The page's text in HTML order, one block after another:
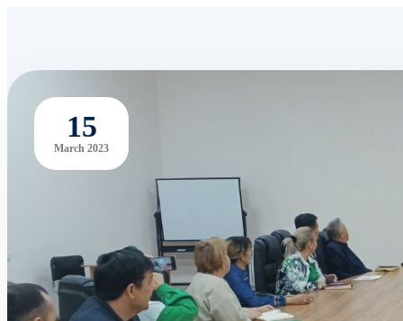
15
March 2023